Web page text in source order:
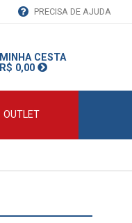
PRECISA DE AJUDA
MINHA CESTA
R$ 0,00
OUTLET